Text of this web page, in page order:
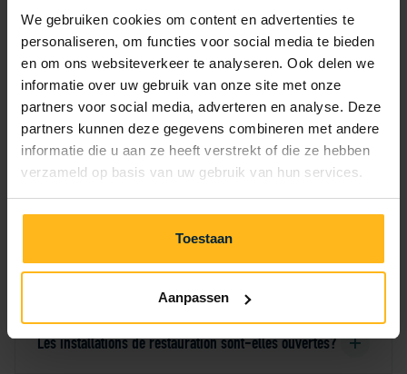
We gebruiken cookies om content en advertenties te
personaliseren, om functies voor social media te bieden
en om ons websiteverkeer te analyseren. Ook delen we
informatie over uw gebruik van onze site met onze
partners voor social media, adverteren en analyse. Deze
partners kunnen deze gegevens combineren met andere
informatie die u aan ze heeft verstrekt of die ze hebben
verzameld op basis van uw gebruik van hun services.
Toestaan
Aanpassen
parc?
Quand la réception est-elle ouverte?
Quand la piscine est-elle ouverte?
Que faire en cas d’urgence si la réception est
fermée?
Les installations de restauration sont-elles ouvertes?